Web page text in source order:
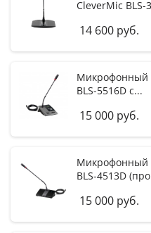
CleverMic BLS-
14 600 руб.
Микрофонный
BLS-5516D с...
15 000 руб.
Микрофонный
BLS-4513D
15 000 руб.